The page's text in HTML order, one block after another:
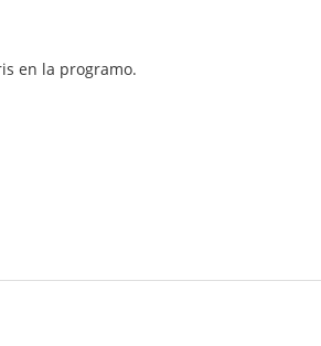
en la programo.